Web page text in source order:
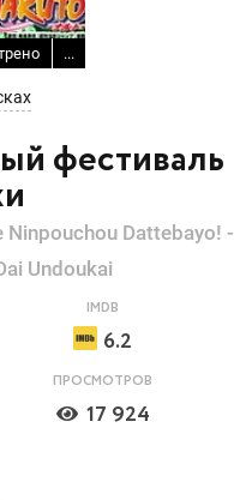
фестиваль
...
Ninpouchou Dattebayo! -
Undoukai
IMDB
6.2
ПРОСМОТРОВ
17 924